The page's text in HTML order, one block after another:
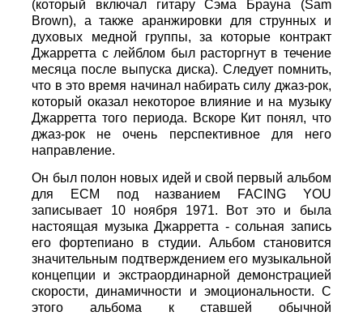
(который включал гитару Сэма Брауна (Sam
Brown), а также аранжировки для струнных и
духовых медной группы, за которые контракт
Джарретта с лейблом был расторгнут в течение
месяца после выпуска диска). Следует помнить,
что в это время начинал набирать силу джаз-рок,
который оказал некоторое влияние и на музыку
Джарретта того периода. Вскоре Кит понял, что
джаз-рок не очень перспективное для него
направление.
Он был полон новых идей и свой первый альбом
для ECM под названием FACING YOU
записывает 10 ноября 1971. Вот это и была
настоящая музыка Джарретта - сольная запись
его фортепиано в студии. Альбом становится
значительным подтверждением его музыкальной
концепции и экстраординарной демонстрацией
скорости, динамичности и эмоциональности. С
этого альбома к ставшей обычной